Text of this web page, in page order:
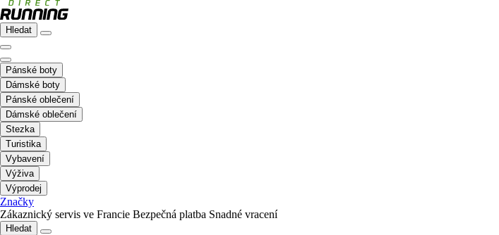
Hledat
Pánské boty
Dámské boty
Pánské oblečení
Dámské oblečení
Stezka
Turistika
Vybavení
Výživa
Výprodej
Značky
Zákaznický servis ve Francie Bezpečná platba Snadné vracení
Hledat